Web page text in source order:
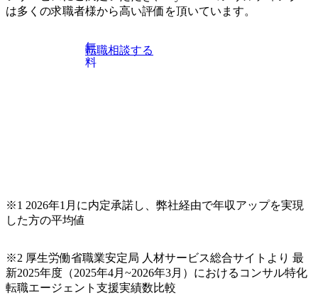
力)
は多くの求職者様から高い評価を頂いています。
無
料
転職相談する
※1 2026年1月に内定承諾し、弊社経由で年収アップを実現
した方の平均値
※2 厚生労働省職業安定局 人材サービス総合サイトより 最
新2025年度（2025年4月~2026年3月）におけるコンサル特化
転職エージェント支援実績数比較